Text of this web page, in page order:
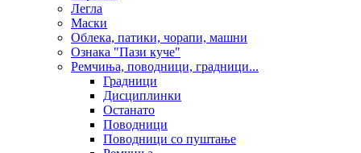
Легла
Маски
Облека, патики, чорапи, машни
Ознака "Пази куче"
Ремчиња, поводници, градници...
Градници
Дисциплинки
Останато
Поводници
Поводници со пуштање